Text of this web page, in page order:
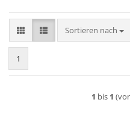
Sortieren nach
Sortieren nach
1
1 bis 1